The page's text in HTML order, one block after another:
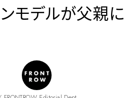
モデルが父親